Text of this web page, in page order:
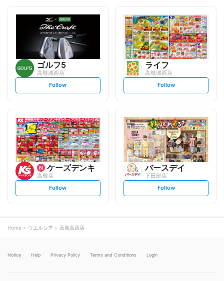
l
o
w
l
o
w
ゴルフ5
高槻城西店
s
t
l
o
w
Follow
ライフ
高槻城西店
s
t
l
o
w
Follow
ケーズデンキ
高槻店
s
t
o
w
Follow
バースデイ
下田部店
s
t
Follow
Home ウエルシア 高槻高西店
Notice Help Privacy Policy Terms and Conditions Login